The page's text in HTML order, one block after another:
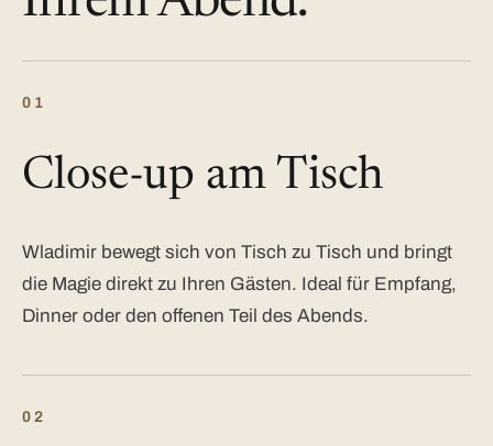
01
Close-up am Tisch
Wladimir bewegt sich von Tisch zu Tisch und bringt
die Magie direkt zu Ihren Gästen. Ideal für Empfang,
Dinner oder den offenen Teil des Abends.
02